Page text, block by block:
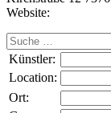
Website:
Suche
nach:
Künstler:
Location:
Ort: